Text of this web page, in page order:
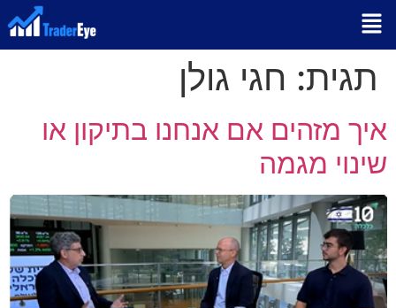
תגית: חגי גולן
איך מזהים אם אנחנו בתיקון או
שינוי מגמה